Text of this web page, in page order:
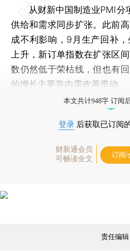
从财新中国制造业PMI分
供给和需求同步扩张。此前
成不利影响，9月生产回补
上升，新订单指数在扩张区
数仍然低于荣枯线，但也有
的增长主要靠内需改善带动。
本文共计948字 订阅
登录 后获取已订阅
财新通会员
可畅读全文
订阅/
责任编